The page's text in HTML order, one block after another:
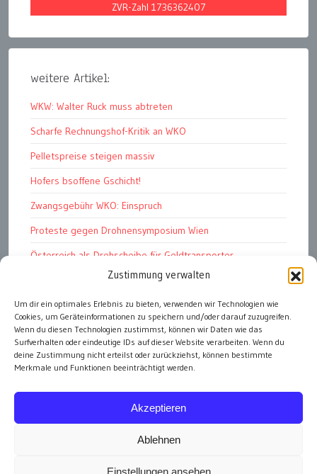
Zustimmung verwalten
Um dir ein optimales Erlebnis zu bieten, verwenden wir Technologien wie
Cookies, um Geräteinformationen zu speichern und/oder darauf zuzugreifen.
Wenn du diesen Technologien zustimmst, können wir Daten wie das
Surfverhalten oder eindeutige IDs auf dieser Website verarbeiten. Wenn du
deine Zustimmung nicht erteilst oder zurückziehst, können bestimmte
Merkmale und Funktionen beeinträchtigt werden.
Akzeptieren
Ablehnen
Einstellungen ansehen
ZVR-Zahl 1736362407
weitere Artikel:
WKW: Walter Ruck muss abtreten
Scharfe Rechnungshof-Kritik an WKO
Pelletspreise steigen massiv
Hofers bsoffene Gschicht!
Zwangsgebühr WKO: Einspruch
Proteste gegen Drohnensymposium Wien
Österreich als Drehscheibe für Geldtransporter
Financial Stability Report der OeNB 2026
Genug Eier fürs Osterkörberl?
Angst vor Inflation und Krieg
alle Artikel